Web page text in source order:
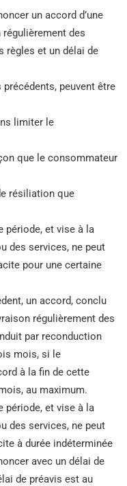
un accord d’une
des
règles et un délai de
peuvent être
limiter le
que le consommateur
résiliation que
période, et vise à la
des services, ne peut
pour une certaine
un accord, conclu
régulièrement des
par reconduction
mois, si le
à la fin de cette
au maximum.
période, et vise à la
des services, ne peut
à durée indéterminée
avec un délai de
de préavis est au